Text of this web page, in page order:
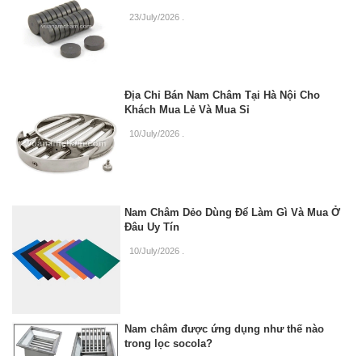
23/July/2026
Địa Chỉ Bán Nam Châm Tại Hà Nội Cho
Khách Mua Lẻ Và Mua Sỉ
10/July/2026
Nam Châm Dẻo Dùng Để Làm Gì Và Mua Ở
Đâu Uy Tín
10/July/2026
Nam châm được ứng dụng như thế nào
trong lọc socola?